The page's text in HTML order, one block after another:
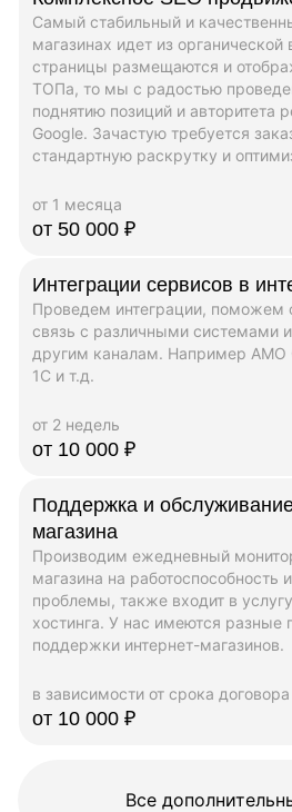
Самый стабильный и
магазинах идет из
страницы размещаются и
ТОПа, то мы с радостью
поднятию позиций и авторитета
Google. Зачастую требуется
стандартную раскрутку и
от 1 месяца
от 50 000 ₽
Интеграции сервисов в
Проведем интеграции, поможем
связь с различными системами
другим каналам. Например AMO
1C и т.д.
от 2 недель
от 10 000 ₽
Поддержка и
магазина
Производим ежедневный
магазина на работоспособность
проблемы, также входит в
хостинга. У нас имеются разные
поддержки интернет-магазинов.
в зависимости от срока договора
от 10 000 ₽
Все